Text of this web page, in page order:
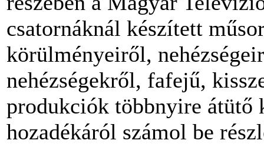
csatornáknál készített
körülményeiről,
nehézségekről, fafejű,
produkciók többnyire átütő
hozadékáról számol be